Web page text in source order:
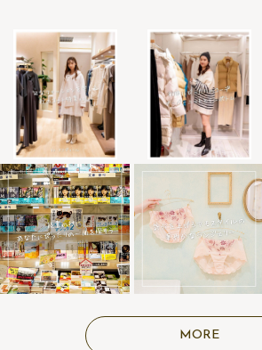
MORE